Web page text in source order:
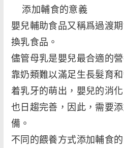
添加輔食的意義
嬰兒輔助食品又稱爲過渡
換乳食品。
儘管母乳是嬰兒最合適的
靠奶類難以滿足生長髮育
着乳牙的萌出，嬰兒的消
也日趨完善，因此，需要
備。
不同的餵養方式添加輔食